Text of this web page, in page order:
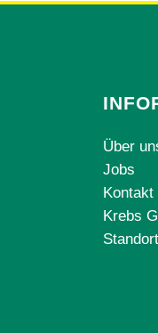
Über
Jobs
Kontakt
Krebs